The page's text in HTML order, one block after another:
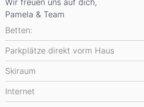
Wir freuen uns auf dich,
Pamela & Team
Betten:
Parkplätze direkt vorm Haus
Skiraum
Internet